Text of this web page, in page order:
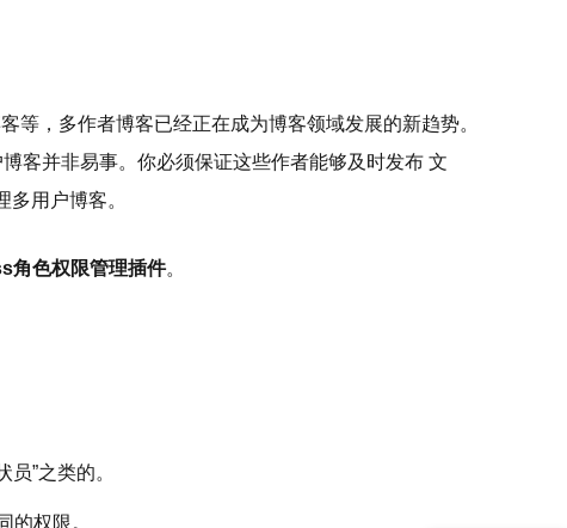
，多作者博客已经正在成为博客领域发展的新趋势。
客并非易事。你必须保证这些作者能够及时发布 文
用户博客。
角色权限管理插件。
”之类的。
的权限。